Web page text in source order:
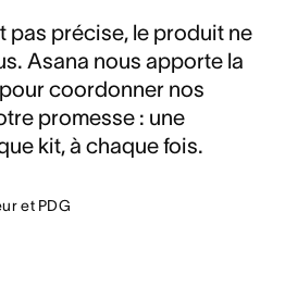
pas précise, le produit ne
Asana nous apporte la
coordonner nos
promesse : une
kit, à chaque fois.
et PDG